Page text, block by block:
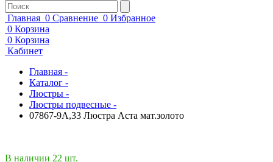
Главная 0 Сравнение 0 Избранное
0 Корзина
0 Корзина
Кабинет
Главная -
Каталог -
Люстры -
Люстры подвесные -
07867-9A,33 Люстра Аста мат.золото
В наличии 22 шт.